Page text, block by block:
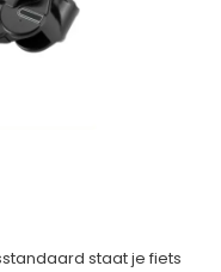
staat je fiets